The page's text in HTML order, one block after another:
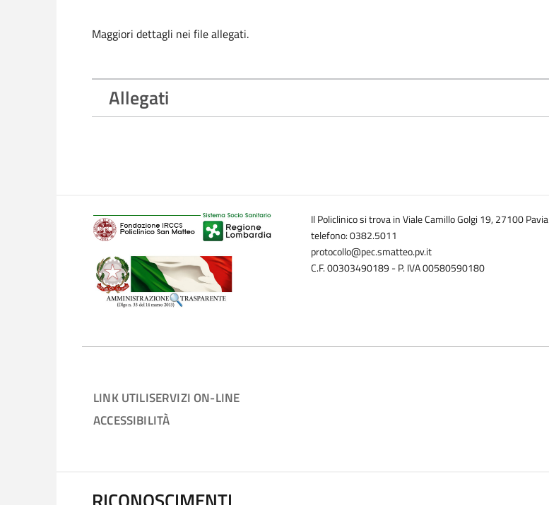
Maggiori dettagli nei file allegati.
Allegati
Il Policlinico si trova in Viale Camillo Golgi 19, 27100 Pavia
telefono: 0382.5011
protocollo@pec.smatteo.pv.it
C.F. 00303490189 - P. IVA 00580590180
LINK UTILISERVIZI ON-LINE
ACCESSIBILITÀ